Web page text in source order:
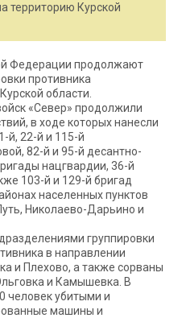
территорию Курской
Федерации продолжают
противника
области.
«Север» продолжили
в ходе которых нанесли
й, 22-й и 115-й
82-й и 95-й десантно-
нацгвардии, 36-й
103-й и 129-й бригад
населенных пунктов
Николаево-Дарьино и
группировки
в направлении
и Плехово, а также сорваны
и Камышевка. В
человек убитыми и
машины и